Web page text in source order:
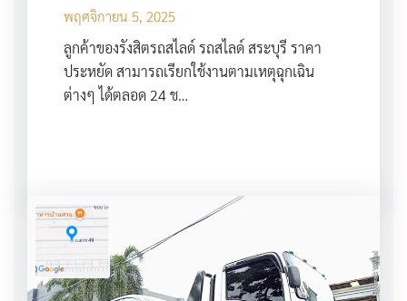
พฤศจิกายน 5, 2025
ลูกค้าของรังสิตรถสไลด์ รถสไลด์ สระบุรี ราคา
ประหยัด สามารถเรียกใช้งานตามเหตุฉุกเฉิน
ต่างๆ ได้ตลอด 24 ช…